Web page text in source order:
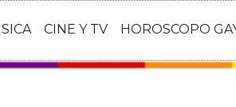
CINE Y TV HOROSCOPO